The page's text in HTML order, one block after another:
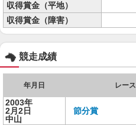
収得賞金（平地）
収得賞金（障害）
競走成績
年月日 レース
2003年
2月2日
中山
節分賞